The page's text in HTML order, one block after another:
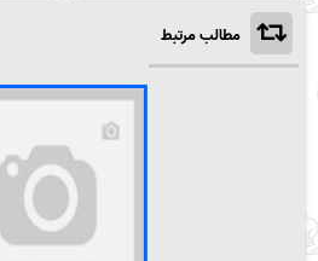
مطالب مرتبط